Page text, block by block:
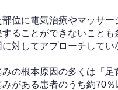
位に電気治療やマッサ
ることができないこと
対してアプローチしてい
みの根本原因の多くは「
がある患者のうち約70